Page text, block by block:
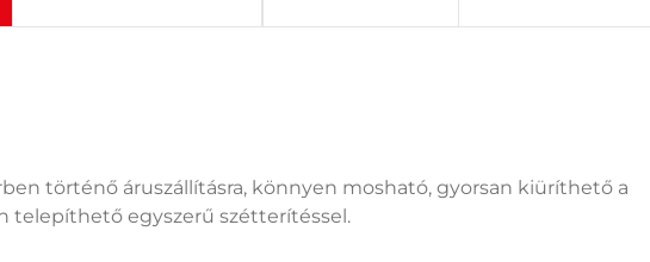
történő áruszállításra, könnyen mosható, gyorsan kiüríthető a
telepíthető egyszerű szétterítéssel.